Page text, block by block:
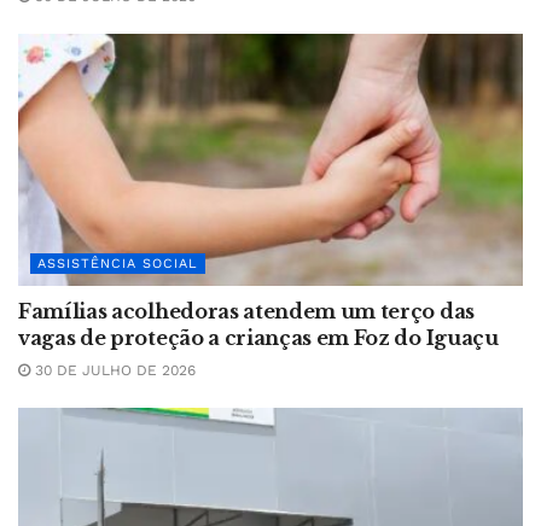
ASSISTÊNCIA SOCIAL
Famílias acolhedoras atendem um terço das
vagas de proteção a crianças em Foz do Iguaçu
30 DE JULHO DE 2026